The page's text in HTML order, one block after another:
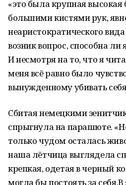
«это была крупная высокая
большими кистями рук,
неаристократического
возник вопрос, способна ли
И несмотря на то, что я
меня всё равно было
вынужденному убивать
Сбитая немецкими
спрыгнула на парашюте.
только чудом осталась
наша лётчица выглядела
крепкая, одетая в черный
могла бы постоять за